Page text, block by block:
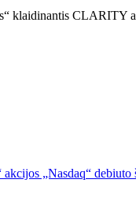
klaidinantis CLARITY
„Nasdaq“ debiuto